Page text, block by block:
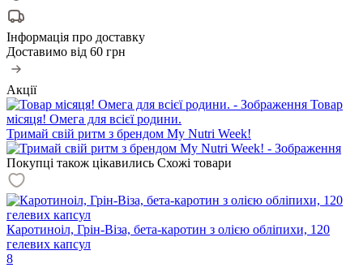
Інформація про доставку
Доставимо від 60 грн
Акції
Товар
місяця! Омега для всієї родини.
Тримай свій ритм з брендом My Nutri Week!
Покупці також цікавились Схожі товари
Каротиноіл, Грін-Віза, бета-каротин з олією обліпихи, 120
гелевих капсул
8